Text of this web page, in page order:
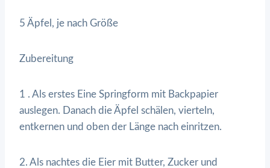
5 Äpfel, je nach Größe
Zubereitung
1 . Als erstes Eine Springform mit Backpapier
auslegen. Danach die Äpfel schälen, vierteln,
entkernen und oben der Länge nach einritzen.
2. Als nachtes die Eier mit Butter, Zucker und